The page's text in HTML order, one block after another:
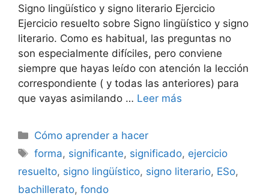
Signo lingüístico y signo literario Ejercicio
Ejercicio resuelto sobre Signo lingüístico y signo
literario. Como es habitual, las preguntas no
son especialmente difíciles, pero conviene
siempre que hayas leído con atención la lección
correspondiente ( y todas las anteriores) para
que vayas asimilando … Leer más
Categorías
Cómo aprender a hacer
Etiquetas
forma, significante, significado, ejercicio
resuelto, signo lingüístico, signo literario, ESo,
bachillerato, fondo